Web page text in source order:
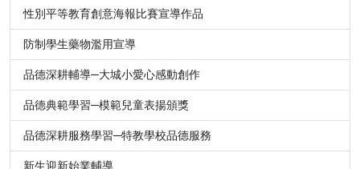
性別平等教育創意海報比賽宣導作品
防制學生藥物濫用宣導
品德深耕輔導─大城小愛心感動創作
品德典範學習─模範兒童表揚頒獎
品德深耕服務學習─特教學校品德服務
新生迎新始業輔導